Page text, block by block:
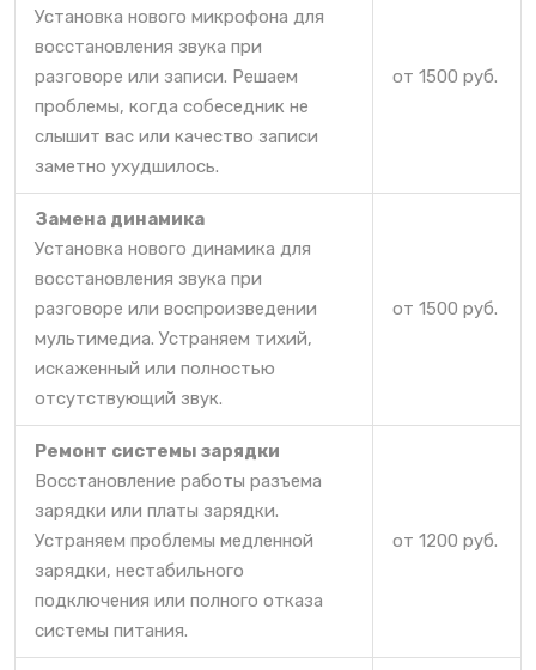
Установка нового микрофона для
восстановления звука при
разговоре или записи. Решаем
проблемы, когда собеседник не
слышит вас или качество записи
заметно ухудшилось.
от 1500 руб.
Замена динамика
Установка нового динамика для
восстановления звука при
разговоре или воспроизведении
мультимедиа. Устраняем тихий,
искаженный или полностью
отсутствующий звук.
от 1500 руб.
Ремонт системы зарядки
Восстановление работы разъема
зарядки или платы зарядки.
Устраняем проблемы медленной
зарядки, нестабильного
подключения или полного отказа
системы питания.
от 1200 руб.